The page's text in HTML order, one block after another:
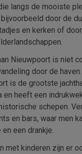
langs de mooiste
door de
en kerken of
Nieuwpoort is niet
door de
is de grootste
en heeft een
schepen.
en bars, waar men
en een drankje.
met kinderen zijn er